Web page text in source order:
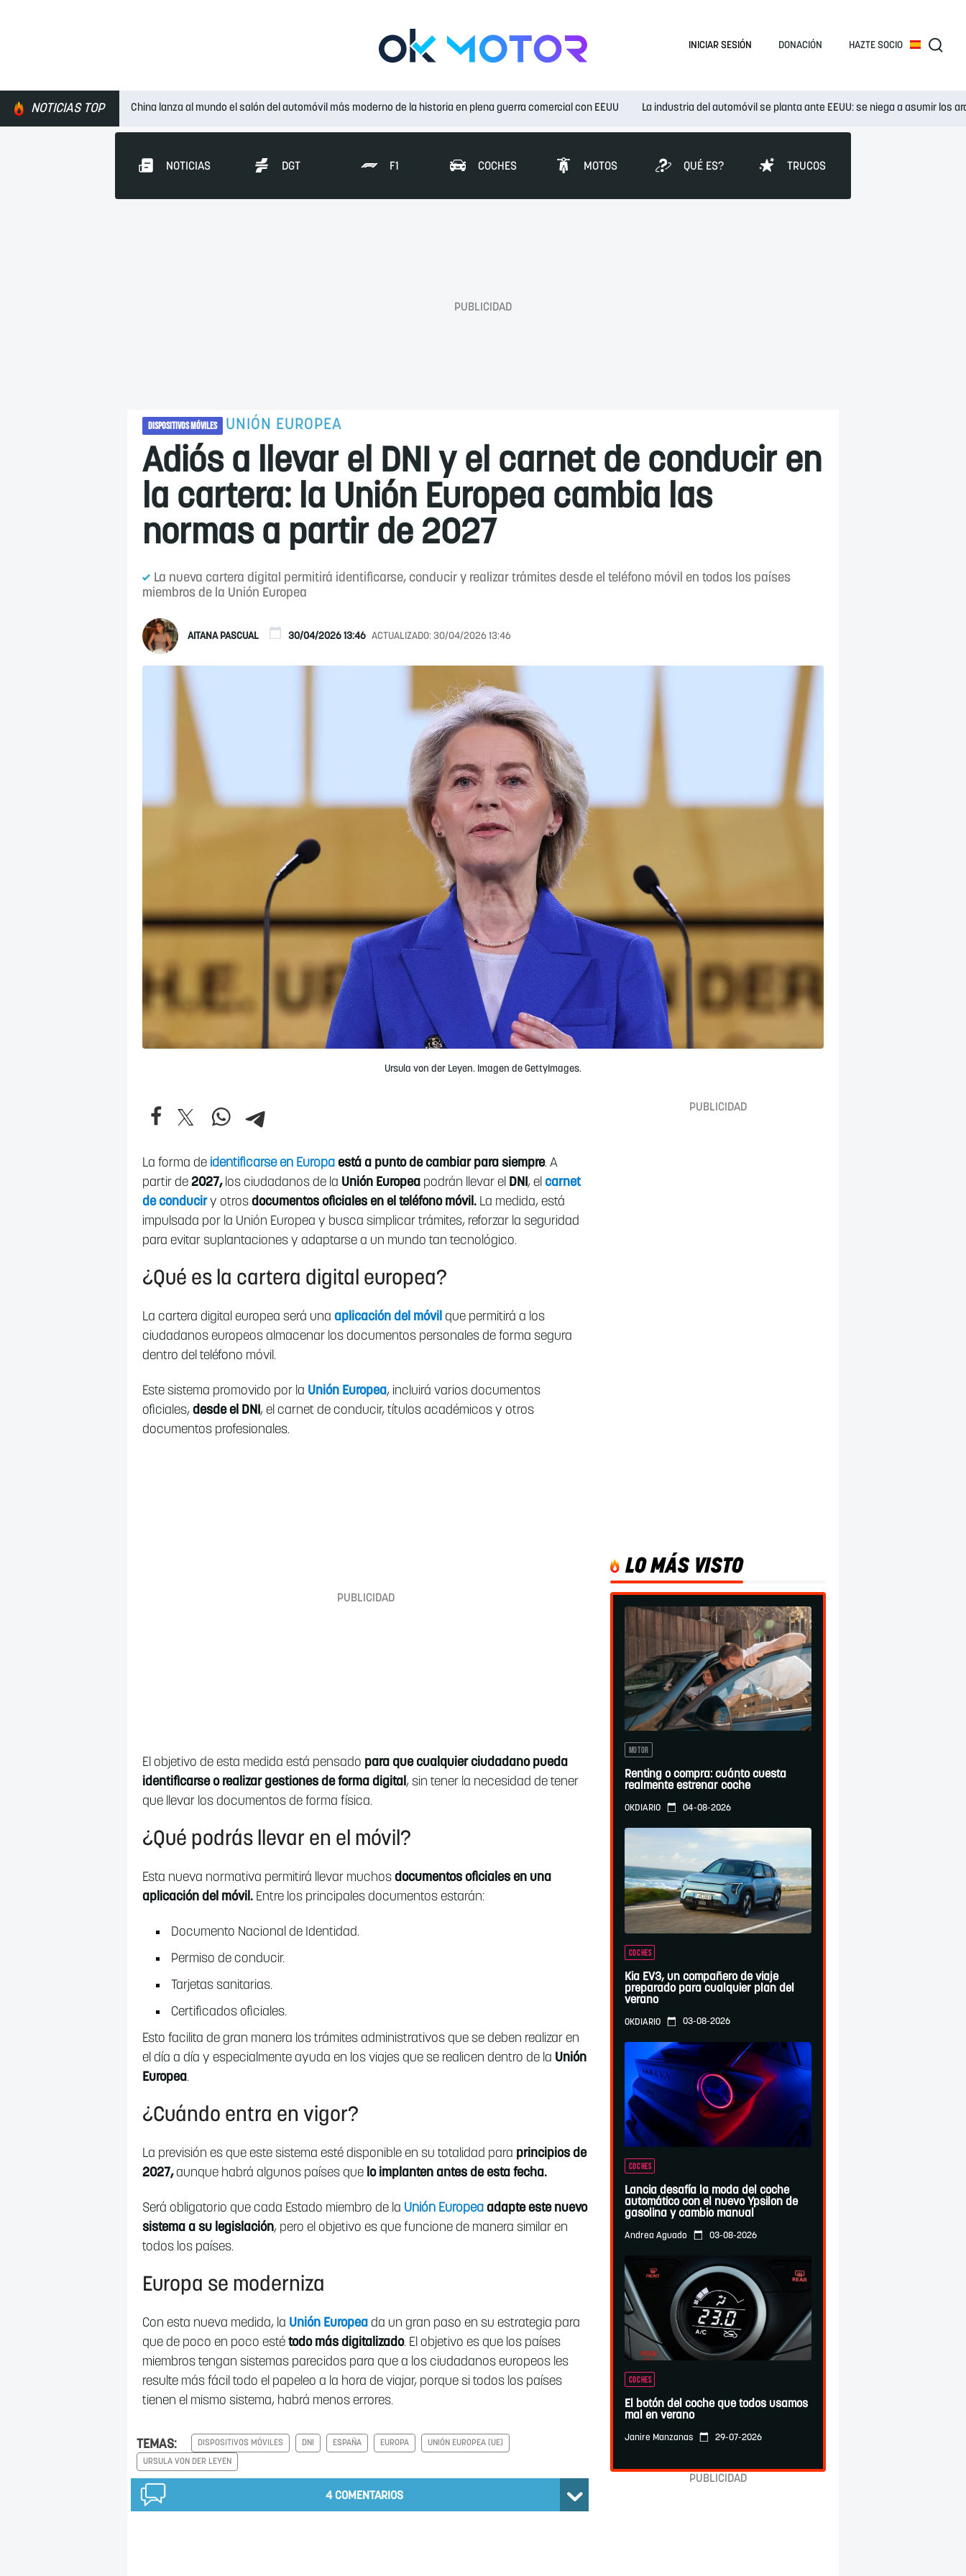
INICIAR SESIÓN DONACIÓN HAZTE SOCIO
NOTICIAS TOP China lanza al mundo el salón del automóvil más moderno de la historia en plena guerra comercial con EEUU La industria del automóvil se planta ante EEUU: se niega a asumir los
NOTICIAS DGT F1 COCHES MOTOS QUÉ ES? TRUCOS
DISPOSITIVOS MÓVILES UNIÓN EUROPEA
Adiós a llevar el DNI y el carnet de conducir en
la cartera: la Unión Europea cambia las
normas a partir de 2027
La nueva cartera digital permitirá identificarse, conducir y realizar trámites desde el teléfono móvil en todos los países
miembros de la Unión Europea
AITANA PASCUAL 30/04/2026 13:46 ACTUALIZADO: 30/04/2026 13:46
Ursula von der Leyen. Imagen de GettyImages.
La forma de identificarse en Europa está a punto de cambiar para siempre. A
partir de 2027,los ciudadanos de la Unión Europea podrán llevar el DNI, el carnet
de conduciry otros documentos oficiales en el teléfono móvil. La medida, está
impulsada por la Unión Europea y busca simplicar trámites, reforzar la seguridad
para evitar suplantaciones y adaptarse a un mundo tan tecnológico.
¿Qué es la cartera digital europea?
La cartera digital europea será una aplicación del móvil que permitirá a los
ciudadanos europeos almacenar los documentos personales de forma segura
dentro del teléfono móvil.
Este sistema promovido por la Unión Europea, incluirá varios documentos
oficiales, desde el DNI, el carnet de conducir, títulos académicos y otros
documentos profesionales.
El objetivo de esta medida está pensado para que cualquier ciudadano pueda
identificarse o realizar gestiones de forma digital, sin tener la necesidad de tener
que llevar los documentos de forma física.
¿Qué podrás llevar en el móvil?
Esta nueva normativa permitirá llevar muchos documentos oficiales en una
aplicación del móvil. Entre los principales documentos estarán:
Documento Nacional de Identidad.
Permiso de conducir.
Tarjetas sanitarias.
Certificados oficiales.
Esto facilita de gran manera los trámites administrativos que se deben realizar en
el día a día y especialmente ayuda en los viajes que se realicen dentro de la Unión
Europea.
¿Cuándo entra en vigor?
La previsión es que este sistema esté disponible en su totalidad para principios de
2027,aunque habrá algunos países que lo implanten antes de esta fecha.
Será obligatorio que cada Estado miembro de la Unión Europea adapte este nuevo
sistema a su legislación, pero el objetivo es que funcione de manera similar en
todos los países.
Europa se moderniza
Con esta nueva medida, la Unión Europea da un gran paso en su estrategia para
que de poco en poco esté todo más digitalizado. El objetivo es que los países
miembros tengan sistemas parecidos para que a los ciudadanos europeos les
resulte más fácil todo el papeleo a la hora de viajar, porque si todos los países
tienen el mismo sistema, habrá menos errores.
TEMAS: DISPOSITIVOS MÓVILES DNI ESPAÑA EUROPA UNIÓN EUROPEA (UE)
URSULA VON DER LEYEN
4 COMENTARIOS
LO MÁS VISTO
MOTOR
Renting o compra: cuánto cuesta
realmente estrenar coche
OKDIARIO 04-08-2026
COCHES
Kia EV3, un compañero de viaje
preparado para cualquier plan del
verano
OKDIARIO 03-08-2026
COCHES
Lancia desafía la moda del coche
automático con el nuevo Ypsilon de
gasolina y cambio manual
Andrea Aguado 03-08-2026
COCHES
El botón del coche que todos usamos
mal en verano
Janire Manzanas 29-07-2026